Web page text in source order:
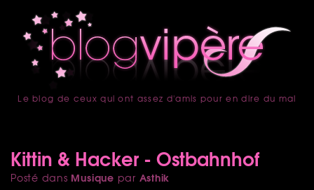
accueil
Le blog de ceux qui ont assez d'amis pour en dire du mal
Kittin & Hacker - Ostbahnhof
Posté dans Musique par Asthik